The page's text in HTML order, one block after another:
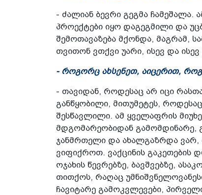
- ძალიან ბევრი გეგმა ჩამეშალა.
პროექტები იყო დაგეგმილი და
შემოთავაზება მქონდა, მაგრამ,
თვითონ ვთქვი უარი, ისევ და ისევ
- როგორც ახსენეთ, აიცერით,
- თავიდან, როდესაც არ იცი
განწყობილი, მითუმეტეს,
შესწავლილი. ამ ყველაფრის
მდგომარეობიდან გამომდინარე,
ჯანმრთელი და ახალგაზრდა ვარ,
ვიფიქროთ. ვაქცინის
ოჯახის წევრებზე, ბავშვებზე,
თითქოს, რაღაც
ჩავიტარე გამოკვლევები,